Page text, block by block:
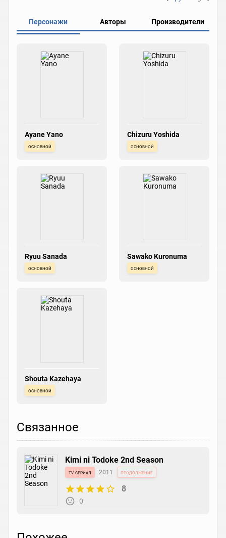
Персонажи Авторы Производители
Ayane Yano
основной
Chizuru Yoshida
основной
Ryuu Sanada
основной
Sawako Kuronuma
основной
Shouta Kazehaya
основной
Связанное
Kimi ni Todoke 2nd Season
tv сериал 2011 продолжение
8
0